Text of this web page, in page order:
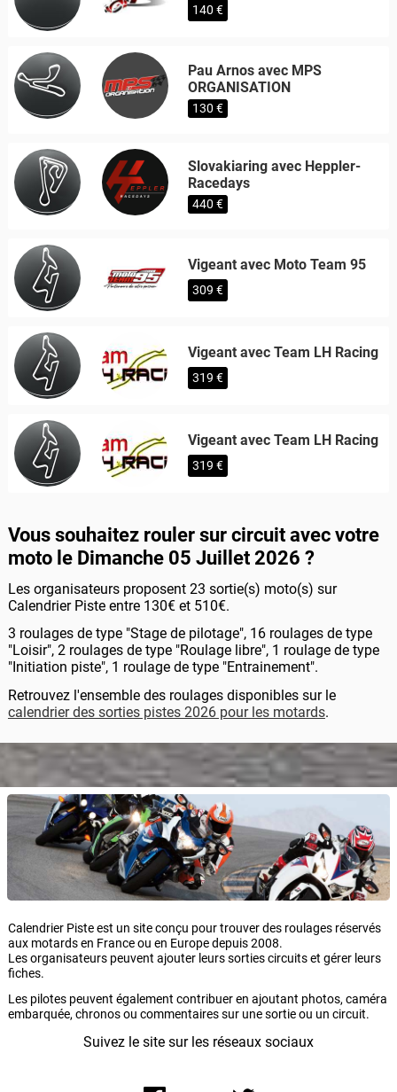
140 €
Pau Arnos avec MPS
ORGANISATION
130 €
Slovakiaring avec Heppler-
Racedays
440 €
Vigeant avec Moto Team 95
309 €
Vigeant avec Team LH Racing
319 €
Vigeant avec Team LH Racing
319 €
Vous souhaitez rouler sur circuit avec votre
moto le Dimanche 05 Juillet 2026 ?
Les organisateurs proposent 23 sortie(s) moto(s) sur
Calendrier Piste entre 130€ et 510€.
3 roulages de type "Stage de pilotage", 16 roulages de type
"Loisir", 2 roulages de type "Roulage libre", 1 roulage de type
"Initiation piste", 1 roulage de type "Entrainement".
Retrouvez l'ensemble des roulages disponibles sur le
calendrier des sorties pistes 2026 pour les motards.
Calendrier Piste est un site conçu pour trouver des roulages réservés
aux motards en France ou en Europe depuis 2008.
Les organisateurs peuvent ajouter leurs sorties circuits et gérer leurs
fiches.
Les pilotes peuvent également contribuer en ajoutant photos, caméra
embarquée, chronos ou commentaires sur une sortie ou un circuit.
Suivez le site sur les réseaux sociaux